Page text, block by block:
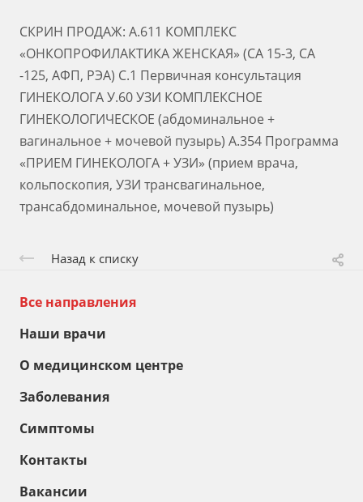
СКРИН ПРОДАЖ: А.611 КОМПЛЕКС
«ОНКОПРОФИЛАКТИКА ЖЕНСКАЯ» (СА 15-3, СА
-125, АФП, РЭА) С.1 Первичная консультация
ГИНЕКОЛОГА У.60 УЗИ КОМПЛЕКСНОЕ
ГИНЕКОЛОГИЧЕСКОЕ (абдоминальное +
вагинальное + мочевой пузырь) А.354 Программа
«ПРИЕМ ГИНЕКОЛОГА + УЗИ» (прием врача,
кольпоскопия, УЗИ трансвагинальное,
трансабдоминальное, мочевой пузырь)
Назад к списку
Все направления
Наши врачи
О медицинском центре
Заболевания
Симптомы
Контакты
Вакансии